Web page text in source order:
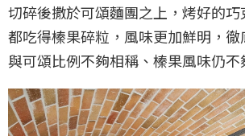
切碎後撒於可頌麵團之上，烤好的巧
都吃得榛果碎粒，風味更加鮮明，
與可頌比例不夠相稱、榛果風味仍不